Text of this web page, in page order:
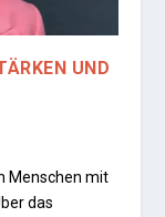
UND
Menschen mit
das